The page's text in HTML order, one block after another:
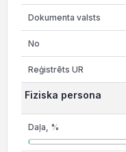
Fiziska persona